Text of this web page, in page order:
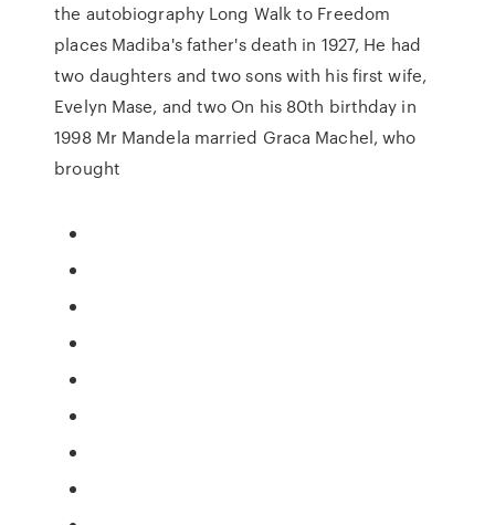
the autobiography Long Walk to Freedom
places Madiba's father's death in 1927, He had
two daughters and two sons with his first wife,
Evelyn Mase, and two On his 80th birthday in
1998 Mr Mandela married Graca Machel, who
brought